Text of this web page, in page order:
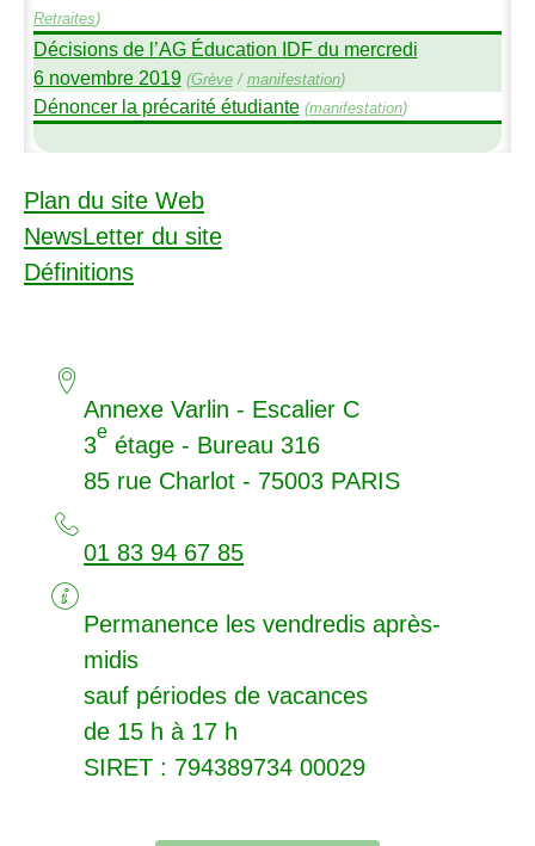
Retraites)
Décisions de l’AGÉducation IDFdu mercredi
6 novembre 2019 (Grève/ manifestation)
Dénoncer la précarité étudiante (manifestation)
Plan du site Web
NewsLetter du site
Définitions
Annexe Varlin - Escalier C
3
e
étage - Bureau 316
85 rue Charlot - 75003 PARIS
01 83 94 67 85
Permanence les vendredis après-
midis
sauf périodes de vacances
de 15 h à 17 h
SIRET: 794389734 00029